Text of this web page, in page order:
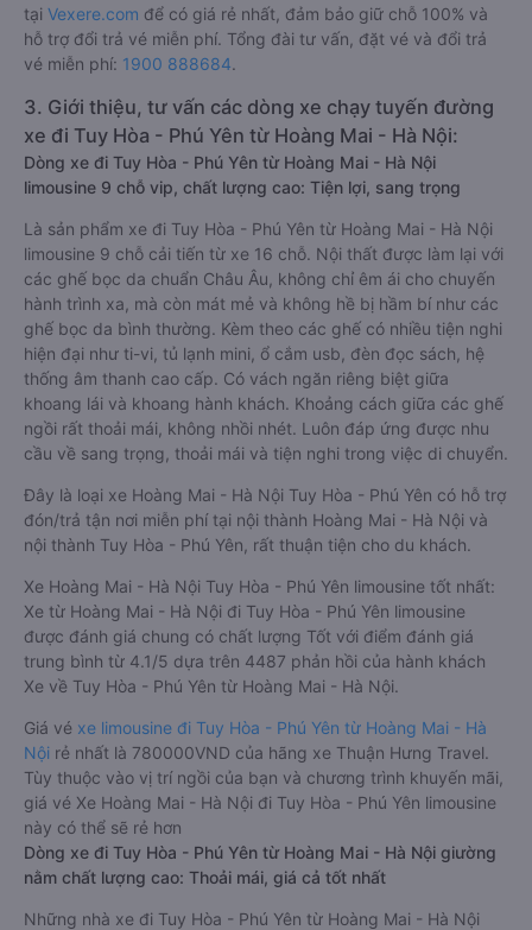
tại Vexere.com để có giá rẻ nhất, đảm bảo giữ chỗ 100% và
hỗ trợ đổi trả vé miễn phí. Tổng đài tư vấn, đặt vé và đổi trả
vé miễn phí: 1900 888684.
3. Giới thiệu, tư vấn các dòng xe chạy tuyến đường
xe đi Tuy Hòa - Phú Yên từ Hoàng Mai - Hà Nội:
Dòng xe đi Tuy Hòa - Phú Yên từ Hoàng Mai - Hà Nội
limousine 9 chỗ vip, chất lượng cao: Tiện lợi, sang trọng
Là sản phẩm xe đi Tuy Hòa - Phú Yên từ Hoàng Mai - Hà Nội
limousine 9 chỗ cải tiến từ xe 16 chỗ. Nội thất được làm lại với
các ghế bọc da chuẩn Châu Âu, không chỉ êm ái cho chuyến
hành trình xa, mà còn mát mẻ và không hề bị hầm bí như các
ghế bọc da bình thường. Kèm theo các ghế có nhiều tiện nghi
hiện đại như ti-vi, tủ lạnh mini, ổ cắm usb, đèn đọc sách, hệ
thống âm thanh cao cấp. Có vách ngăn riêng biệt giữa
khoang lái và khoang hành khách. Khoảng cách giữa các ghế
ngồi rất thoải mái, không nhồi nhét. Luôn đáp ứng được nhu
cầu về sang trọng, thoải mái và tiện nghi trong việc di chuyển.
Đây là loại xe Hoàng Mai - Hà Nội Tuy Hòa - Phú Yên có hỗ trợ
đón/trả tận nơi miễn phí tại nội thành Hoàng Mai - Hà Nội và
nội thành Tuy Hòa - Phú Yên, rất thuận tiện cho du khách.
Xe Hoàng Mai - Hà Nội Tuy Hòa - Phú Yên limousine tốt nhất:
Xe từ Hoàng Mai - Hà Nội đi Tuy Hòa - Phú Yên limousine
được đánh giá chung có chất lượng Tốt với điểm đánh giá
trung bình từ 4.1/5 dựa trên 4487 phản hồi của hành khách
Xe về Tuy Hòa - Phú Yên từ Hoàng Mai - Hà Nội.
Giá vé xe limousine đi Tuy Hòa - Phú Yên từ Hoàng Mai - Hà
Nội rẻ nhất là 780000VND của hãng xe Thuận Hưng Travel.
Tùy thuộc vào vị trí ngồi của bạn và chương trình khuyến mãi,
giá vé Xe Hoàng Mai - Hà Nội đi Tuy Hòa - Phú Yên limousine
này có thể sẽ rẻ hơn
Dòng xe đi Tuy Hòa - Phú Yên từ Hoàng Mai - Hà Nội giường
nằm chất lượng cao: Thoải mái, giá cả tốt nhất
Những nhà xe đi Tuy Hòa - Phú Yên từ Hoàng Mai - Hà Nội